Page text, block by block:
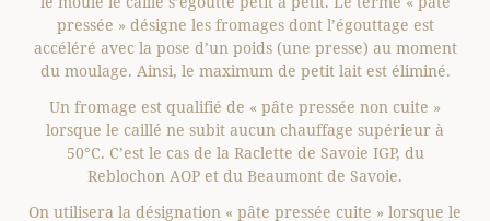
lait gélatineux appelé « caillé ».
Ensuite vient l’étape de décaillage.